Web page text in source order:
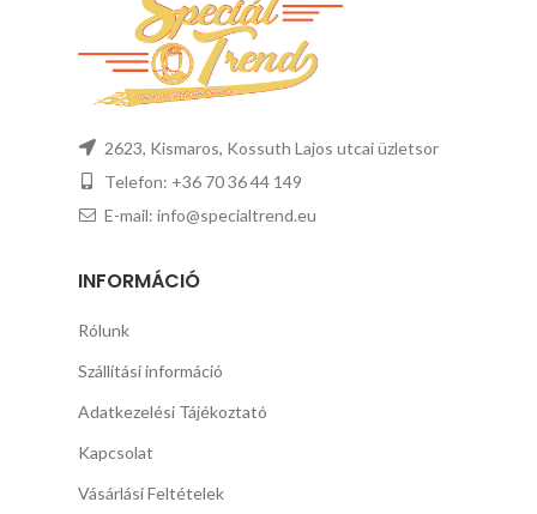
2623, Kismaros, Kossuth Lajos utcai üzletsor
Telefon: +36 70 36 44 149
E-mail: info@specialtrend.eu
INFORMÁCIÓ
Rólunk
Szállítási információ
Adatkezelési Tájékoztató
Kapcsolat
Vásárlási Feltételek